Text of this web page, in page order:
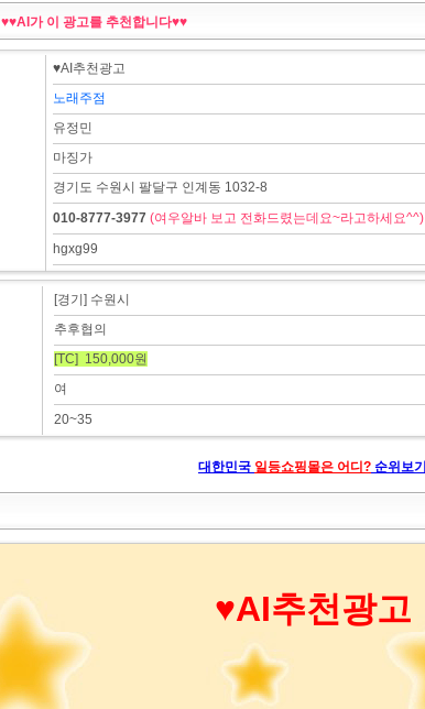
♥♥AI가 이 광고를 추천합니다♥♥
♥AI추천광고
노래주점
유정민
마징가
경기도 수원시 팔달구 인계동 1032-8
010-8777-3977 (여우알바 보고 전화드렸는데요~라고하세요^^)
hgxg99
[경기] 수원시
추후협의
[TC] 150,000원
여
20~35
대한민국 일등쇼핑몰은 어디? 순위보기
♥AI추천광고